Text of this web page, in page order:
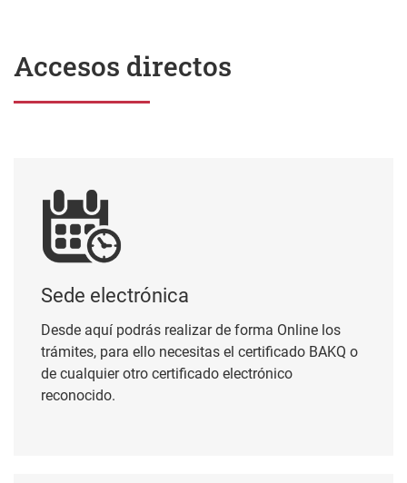
Sede electrónica
trámites, para ello necesitas el certificado BAKQ o
de cualquier otro certificado electrónico
reconocido.